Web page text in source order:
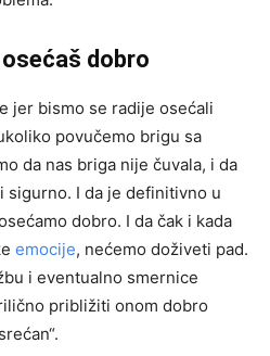
dobro
jer bismo se radije osećali
povučemo brigu sa
da nas briga nije čuvala, i da
sigurno. I da je definitivno u
dobro. I da čak i kada
emocije, nećemo doživeti pad.
i eventualno smernice
približiti onom dobro